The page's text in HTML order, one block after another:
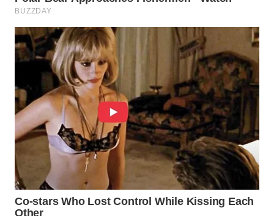
WN
MADURA
WN
SURABAYA
WN
NATUNA
BINTAN
WN
MANDALIKA